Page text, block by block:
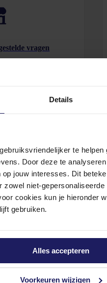
Details
te
Door deze te
op jouw interesses. Dit
zowel niet-
cookies kun je hieronder
gebruiken.
Alles accepteren
Voorkeuren wijzigen
vragen
120
aan